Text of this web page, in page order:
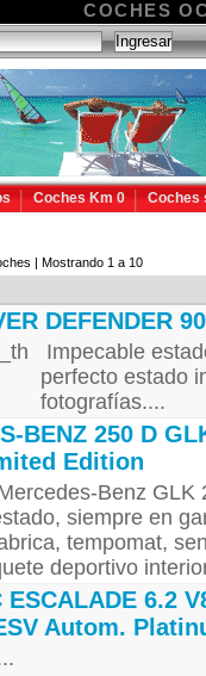
COCHES
Coches Km 0 Coches
| Mostrando 1 a 10
DEFENDER 90
Impecable
perfecto estado
fotografías....
BENZ 250 D
Edition
Benz GLK
siempre en
tempomat,
deportivo
ESCALADE 6.2
Autom.